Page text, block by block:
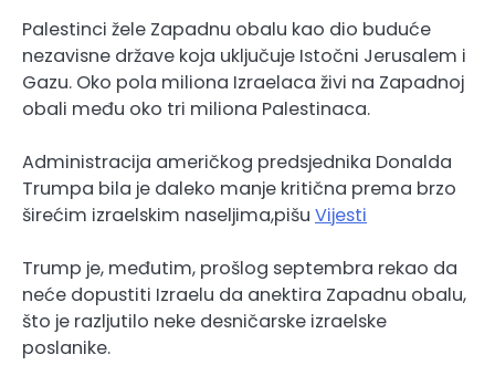
Palestinci žele Zapadnu obalu kao dio buduće
nezavisne države koja uključuje Istočni Jerusalem i
Gazu. Oko pola miliona Izraelaca živi na Zapadnoj
obali među oko tri miliona Palestinaca.
Administracija američkog predsjednika Donalda
Trumpa bila je daleko manje kritična prema brzo
širećim izraelskim naseljima,pišu Vijesti
Trump je, međutim, prošlog septembra rekao da
neće dopustiti Izraelu da anektira Zapadnu obalu,
što je razljutilo neke desničarske izraelske
poslanike.